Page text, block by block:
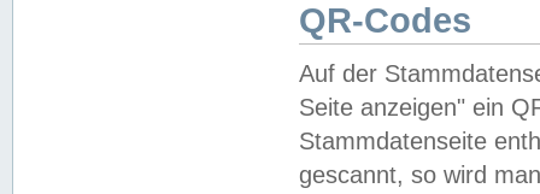
QR-Codes
Auf der
Seite anzeigen" ein
Stammdatenseite
gescannt, so wird